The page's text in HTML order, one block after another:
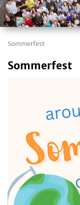
Sommerfest
Sommerfest